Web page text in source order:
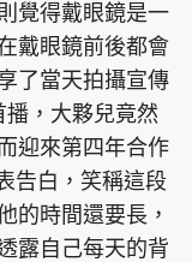
覺得戴眼鏡是一
戴眼鏡前後都會
了當天拍攝宣傳
，大夥兒竟然
迎來第四年合作
告白，笑稱這段
的時間還要長，
露自己每天的背